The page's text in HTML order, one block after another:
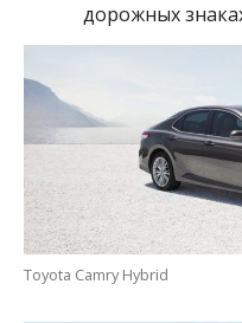
дорожных
Toyota Camry Hybrid